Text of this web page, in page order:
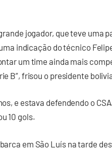
jogador, que teve uma
indicação do técnico
um time ainda mais
B”, frisou o presidente
e estava defendendo o
10 gols.
em São Luís na tarde